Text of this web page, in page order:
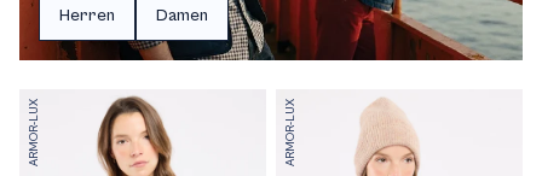
ARMOR-LUX ARMOR-LUX
Herren Damen